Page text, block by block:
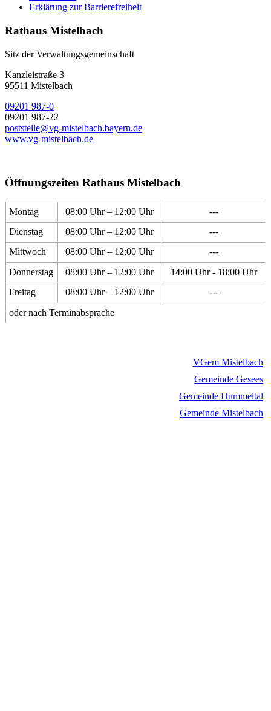
Erklärung zur Barrierefreiheit
Rathaus Mistelbach
Sitz der Verwaltungsgemeinschaft
Kanzleistraße 3
95511 Mistelbach
09201 987-0
09201 987-22
poststelle@vg-mistelbach.bayern.de
www.vg-mistelbach.de
Öffnungszeiten Rathaus Mistelbach
Montag 08:00 Uhr – 12:00 Uhr
---
Dienstag
08:00 Uhr – 12:00 Uhr
---
Mittwoch
08:00 Uhr – 12:00 Uhr
---
Donnerstag
08:00 Uhr – 12:00 Uhr
14:00 Uhr - 18:00 Uhr
Freitag
08:00 Uhr – 12:00 Uhr
---
oder nach Terminabsprache
VGem Mistelbach
Gemeinde Gesees
Gemeinde Hummeltal
Gemeinde Mistelbach